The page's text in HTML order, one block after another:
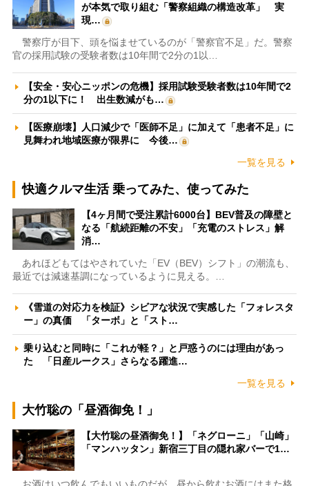
が本気で取り組む「警察組織の構造改革」 実
現…
警察庁が目下、頭を悩ませているのが「警察官不足」だ。警察
官の採用試験の受験者数は10年間で2分の1以…
【安全・安心ニッポンの危機】採用試験受験者数は10年間で2
分の1以下に！ 出生数減がも…
【医療崩壊】人口減少で「医師不足」に加えて「患者不足」に
見舞われ地域医療が限界に 今後…
一覧を見る
快適クルマ生活 乗ってみた、使ってみた
【4ヶ月間で受注累計6000台】BEV普及の障壁と
なる「航続距離の不安」「充電のストレス」解
消…
あれほどもてはやされていた「EV（BEV）シフト」の潮流も、
最近では減速基調になっているように見える。…
《雪道の対応力を検証》シビアな状況で実感した「フォレスタ
ー」の真価 「ターボ」と「スト…
乗り込むと同時に「これが軽？」と戸惑うのには理由があっ
た 「日産ルークス」さらなる躍進…
一覧を見る
大竹聡の「昼酒御免！」
【大竹聡の昼酒御免！】「ネグローニ」「山崎」
「マンハッタン」新宿三丁目の隠れ家バーで1…